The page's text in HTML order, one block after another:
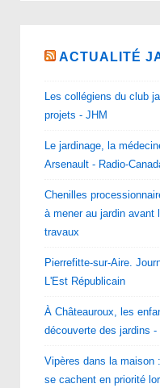
ACTUALITÉ
Les collégiens du club
projets - JHM
Le jardinage, la
Arsenault - Radio-
Chenilles
à mener au jardin avant
travaux
Pierrefitte-sur-Aire.
L'Est Républicain
À Châteauroux, les
découverte des jardins
Vipères dans la maison
se cachent en priorité